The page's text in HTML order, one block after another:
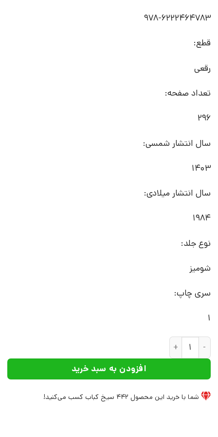
978-6222464783
قطع:
رقعی
تعداد صفحه:
296
سال انتشار شمسی:
1403
سال انتشار میلادی:
1984
نوع جلد:
شومیز
سری چاپ:
1
کتاب تکامل همکاری | انتشارات علم عدد
افزودن به سبد خرید
شما با خرید این محصول 442 سیخ کباب کسب می‌کنید!